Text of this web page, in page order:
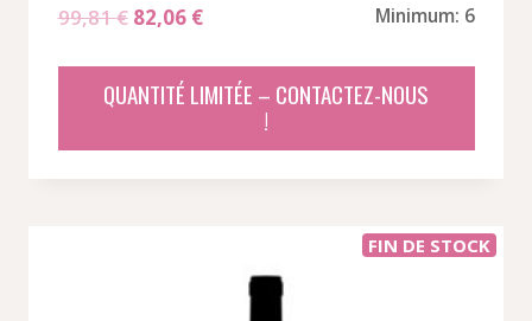
99,81€ Le
initial
était :
82,06 €Le
actuel
est :
Minimum: 6
QUANTITÉ LIMITÉE – CONTACTEZ-NOUS
!
FIN DE STOCK